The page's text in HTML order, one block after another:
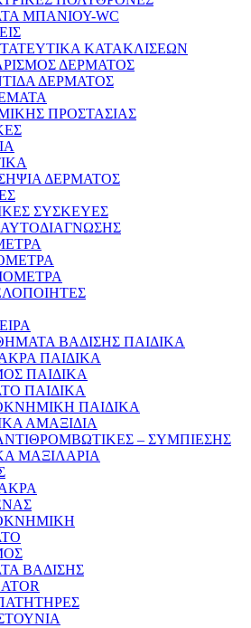
ΜΠΑΝΙΟΥ-WC
ΚΑΤΑΚΛΙΣΕΩΝ
ΔΕΡΜΑΤΟΣ
ΔΕΡΜΑΤΟΣ
ΠΡΟΣΤΑΣΙΑΣ
ΔΕΡΜΑΤΟΣ
ΣΥΣΚΕΥΕΣ
ΒΑΔΙΣΗΣ ΠΑΙΔΙΚΑ
ΠΑΙΔΙΚΑ
ΠΑΙΔΙΚΑ
ΠΑΙΔΙΚΑ
ΠΑΙΔΙΚΑ
ΑΜΑΞΙΔΙΑ
– ΣΥΜΠΙΕΣΗΣ
ΜΑΞΙΛΑΡΙΑ
ΒΑΔΙΣΗΣ